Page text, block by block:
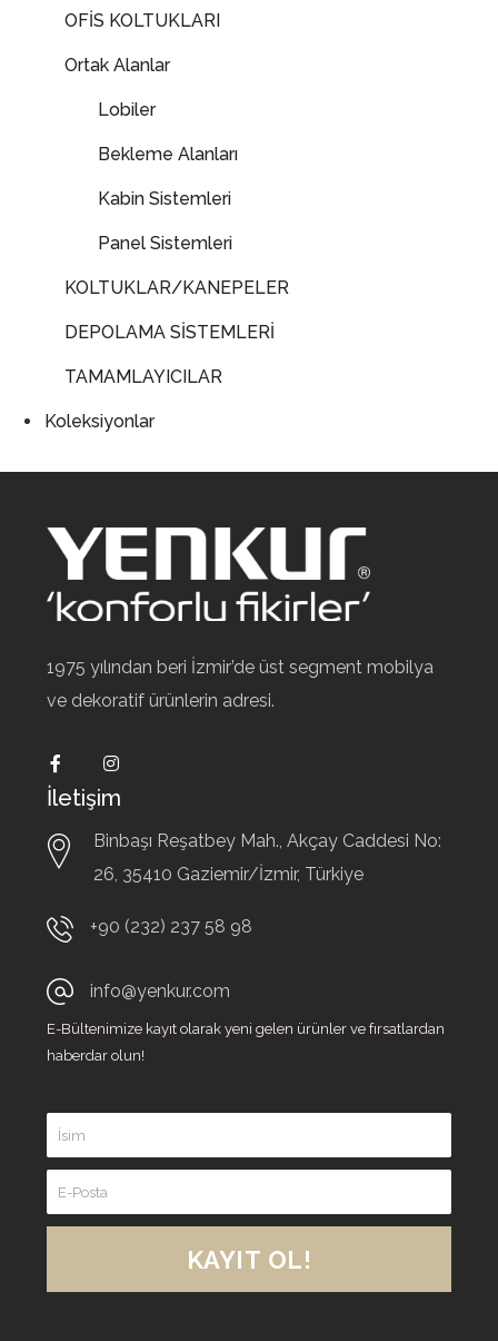
OFİS KOLTUKLARI
Ortak Alanlar
Lobiler
Bekleme Alanları
Kabin Sistemleri
Panel Sistemleri
KOLTUKLAR/KANEPELER
DEPOLAMA SİSTEMLERİ
TAMAMLAYICILAR
Koleksiyonlar
1975 yılından beri İzmir’de üst segment mobilya
ve dekoratif ürünlerin adresi.
İletişim
Binbaşı Reşatbey Mah., Akçay Caddesi No:
26, 35410 Gaziemir/İzmir, Türkiye
+90 (232) 237 58 98
info@yenkur.com
E-Bültenimize kayıt olarak yeni gelen ürünler ve fırsatlardan
haberdar olun!
KAYIT OL!